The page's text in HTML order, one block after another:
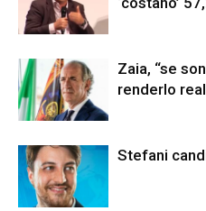
Zaia, “se
renderlo
Stefani